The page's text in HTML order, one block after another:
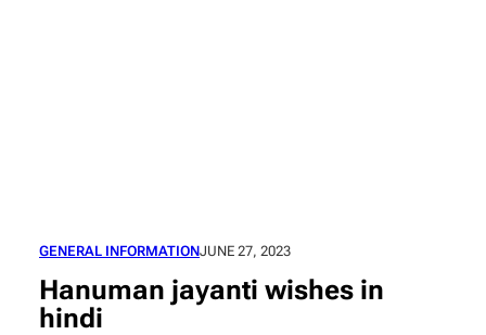
GENERAL INFORMATIONJUNE 27, 2023
Hanuman jayanti wishes in
hindi